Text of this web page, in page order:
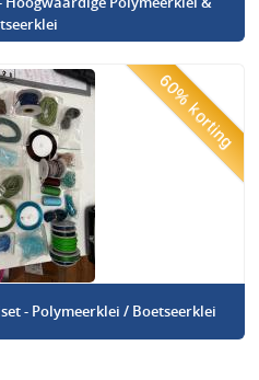
60% korting
- Polymeerklei / Boetseerklei